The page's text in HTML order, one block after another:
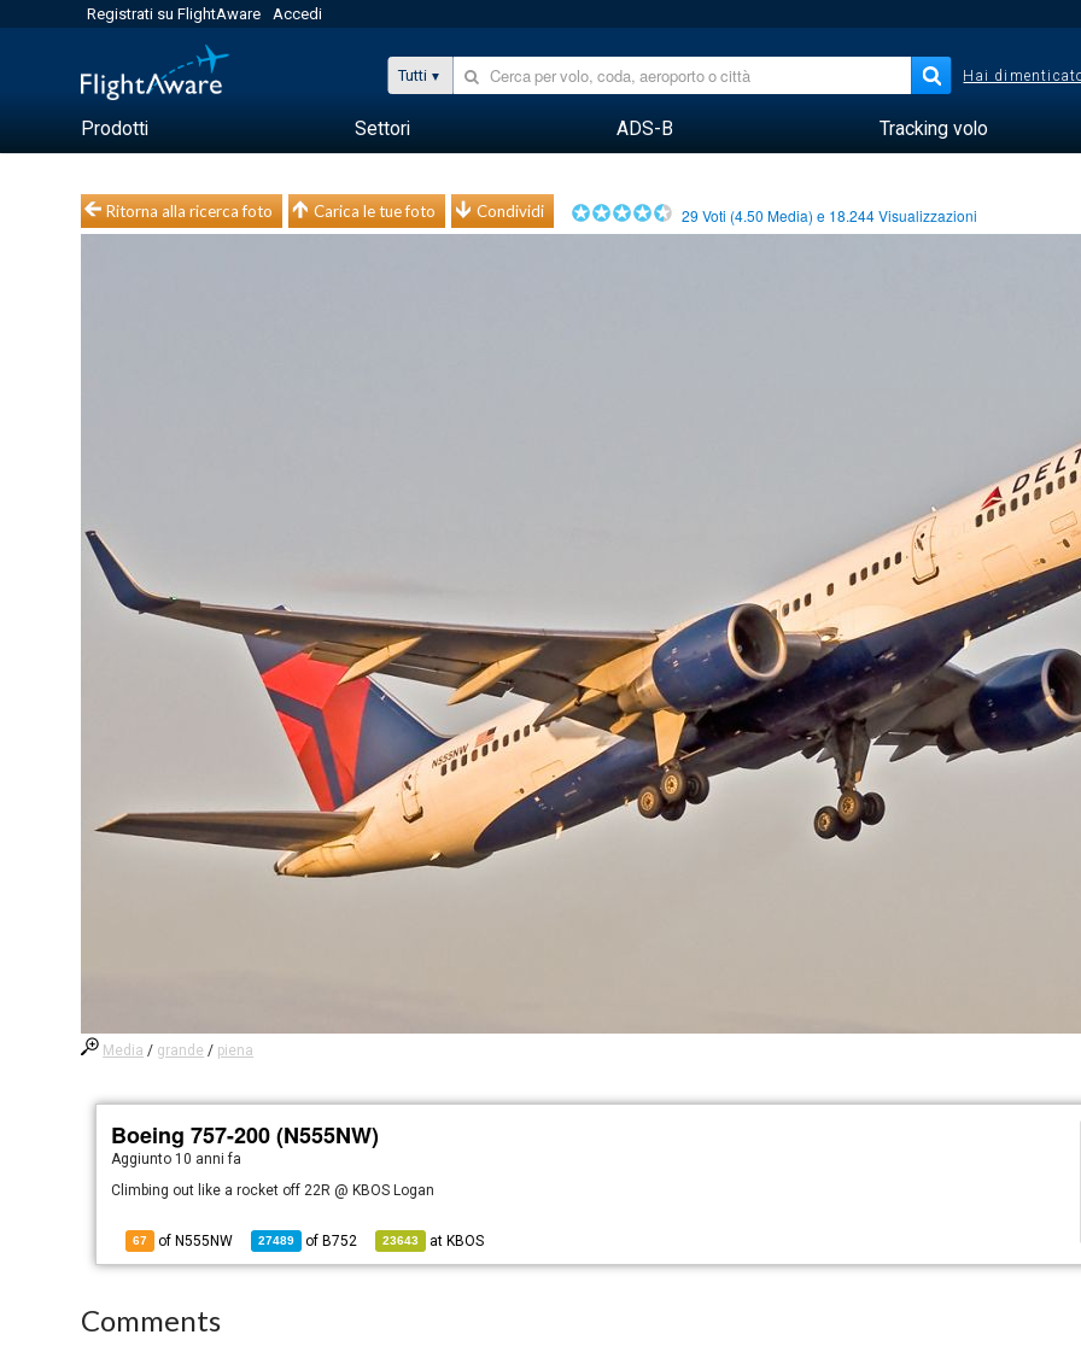
Registrati su FlightAware Accedi
Tutti Hai
Prodotti Settori ADS-B Tracking volo
Ritorna alla ricerca foto Carica le tue foto Condividi 29 Voti (4.50 Media) e 18.244Visualizzazioni
Media / grande / piena
Boeing 757-200 (N555NW)
Aggiunto 10 anni fa
Climbing out like a rocket off 22R @ KBOS Logan
67 of N555NW 27489 of B752 23643 at KBOS
Comments